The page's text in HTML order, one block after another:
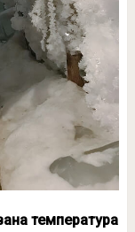
температура